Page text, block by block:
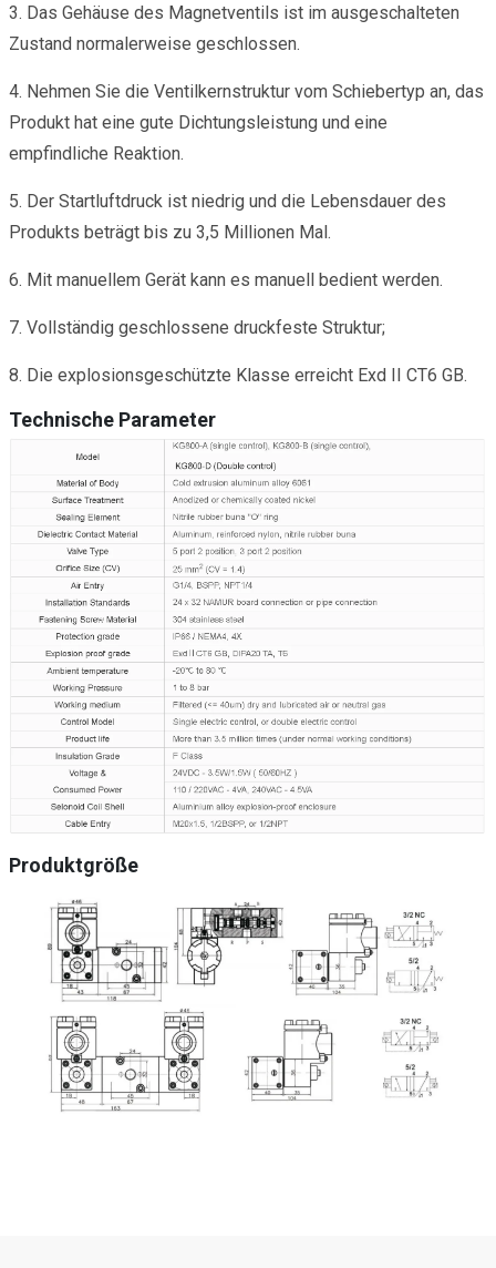
3. Das Gehäuse des Magnetventils ist im ausgeschalteten
Zustand normalerweise geschlossen.
4. Nehmen Sie die Ventilkernstruktur vom Schiebertyp an, das
Produkt hat eine gute Dichtungsleistung und eine
empfindliche Reaktion.
5. Der Startluftdruck ist niedrig und die Lebensdauer des
Produkts beträgt bis zu 3,5 Millionen Mal.
6. Mit manuellem Gerät kann es manuell bedient werden.
7. Vollständig geschlossene druckfeste Struktur;
8. Die explosionsgeschützte Klasse erreicht Exd II CT6 GB.
Technische Parameter
Produktgröße